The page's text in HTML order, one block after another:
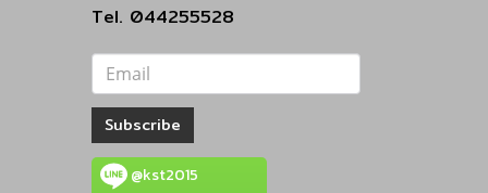
Tel. 044255528
Subscribe
@kst2015